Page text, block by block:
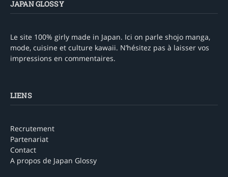
JAPAN GLOSSY
Le site 100% girly made in Japan. Ici on parle shojo manga,
mode, cuisine et culture kawaii. N’hésitez pas à laisser vos
impressions en commentaires.
LIENS
Recrutement
Partenariat
Contact
A propos de Japan Glossy